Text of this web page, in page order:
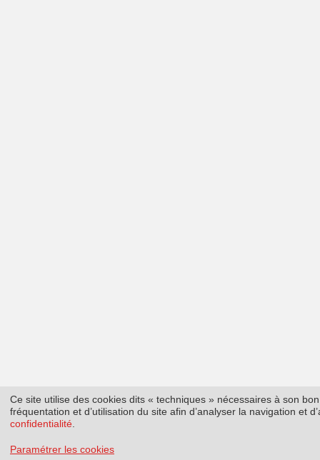
Ce site utilise des cookies dits « techniques » nécessaires à son
fréquentation et d’utilisation du site afin d’analyser la navigation et
confidentialité
Paramétrer les cookies